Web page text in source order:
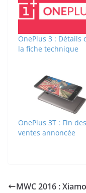
OnePlus 3 : Détails
la fiche technique
OnePlus 3T : Fin des
ventes annoncée
MWC 2016 :